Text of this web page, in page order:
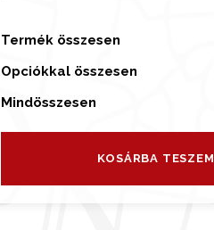
n
d
l
á
Termék összesen
Opciókkal összesen
Mindösszesen
KOSÁRBA TESZEM